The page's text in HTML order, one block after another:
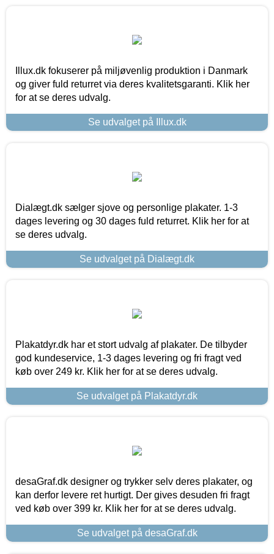
Illux.dk fokuserer på miljøvenlig produktion i Danmark
og giver fuld returret via deres kvalitetsgaranti. Klik her
for at se deres udvalg.
Se udvalget på Illux.dk
Dialægt.dk sælger sjove og personlige plakater. 1-3
dages levering og 30 dages fuld returret. Klik her for at
se deres udvalg.
Se udvalget på Dialægt.dk
Plakatdyr.dk har et stort udvalg af plakater. De tilbyder
god kundeservice, 1-3 dages levering og fri fragt ved
køb over 249 kr. Klik her for at se deres udvalg.
Se udvalget på Plakatdyr.dk
desaGraf.dk designer og trykker selv deres plakater, og
kan derfor levere ret hurtigt. Der gives desuden fri fragt
ved køb over 399 kr. Klik her for at se deres udvalg.
Se udvalget på desaGraf.dk